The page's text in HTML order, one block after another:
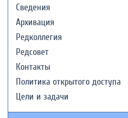
Сведения
Архивация
Редколлегия
Редсовет
Контакты
Политика открытого доступа
Цели и задачи